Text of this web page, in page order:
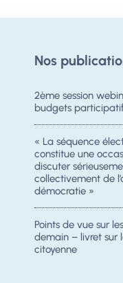
Nos
2ème session
budgets
« La séquence
constitue une
discuter
collectivement de
démocratie »
Points de vue sur
demain – livret sur
citoyenne